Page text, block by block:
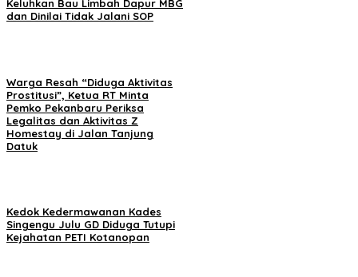
Keluhkan Bau Limbah Dapur MBG
dan Dinilai Tidak Jalani SOP
Warga Resah “Diduga Aktivitas
Prostitusi”, Ketua RT Minta
Pemko Pekanbaru Periksa
Legalitas dan Aktivitas Z
Homestay di Jalan Tanjung
Datuk
Kedok Kedermawanan Kades
Singengu Julu GD Diduga Tutupi
Kejahatan PETI Kotanopan